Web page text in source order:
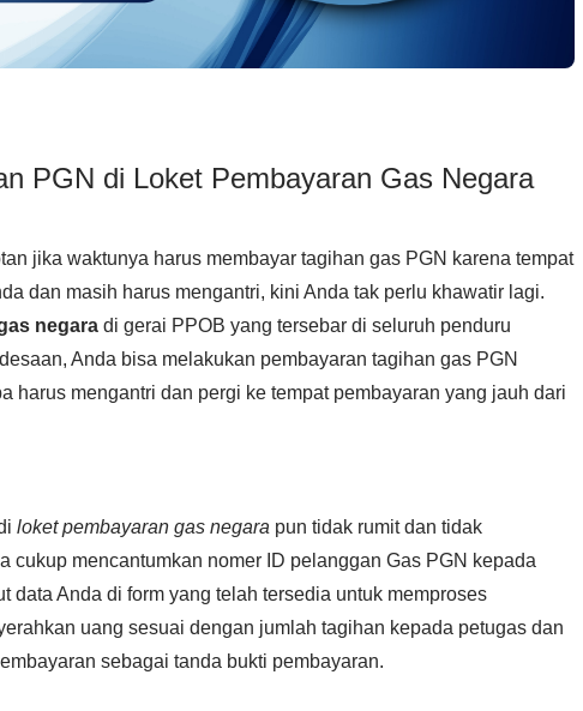
PGN di Loket Pembayaran Gas Negara
jika waktunya harus membayar tagihan gas PGN karena tempat
dan masih harus mengantri, kini Anda tak perlu khawatir lagi.
negara di gerai PPOB yang tersebar di seluruh penduru
Anda bisa melakukan pembayaran tagihan gas PGN
harus mengantri dan pergi ke tempat pembayaran yang jauh dari
loket pembayaran gas negara pun tidak rumit dan tidak
cukup mencantumkan nomer ID pelanggan Gas PGN kepada
data Anda di form yang telah tersedia untuk memproses
uang sesuai dengan jumlah tagihan kepada petugas dan
sebagai tanda bukti pembayaran.